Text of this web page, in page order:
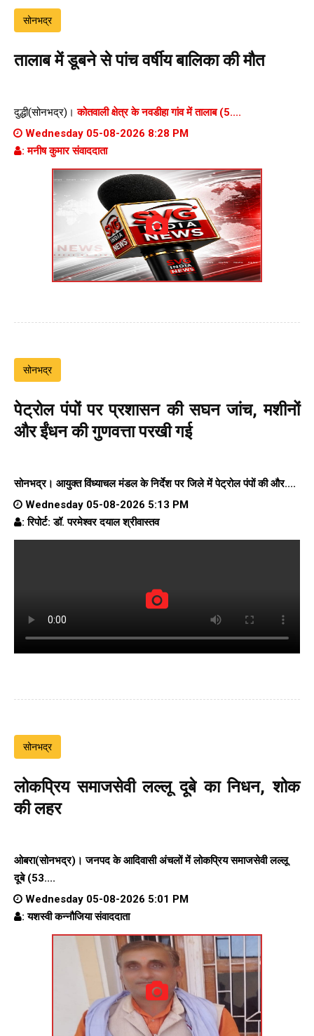
सोनभद्र
तालाब में डूबने से पांच वर्षीय बालिका की मौत
दुद्धी(सोनभद्र)।कोतवाली क्षेत्र के नवडीहा गांव में तालाब (5....
Wednesday 05-08-2026 8:28 PM
: मनीष कुमार संवाददाता
सोनभद्र
पेट्रोल पंपों पर प्रशासन की सघन जांच, मशीनों
और ईंधन की गुणवत्ता परखी गई
सोनभद्र। आयुक्त विंध्याचल मंडल के निर्देश पर जिले में पेट्रोल पंपों की और....
Wednesday 05-08-2026 5:13 PM
: रिपोर्ट: डॉ. परमेश्वर दयाल श्रीवास्तव
सोनभद्र
लोकप्रिय समाजसेवी लल्लू दूबे का निधन, शोक
की लहर
ओबरा(सोनभद्र)। जनपद के आदिवासी अंचलों में लोकप्रिय समाजसेवी लल्लू
दूबे (53....
Wednesday 05-08-2026 5:01 PM
: यशस्वी कन्नौजिया संवाददाता